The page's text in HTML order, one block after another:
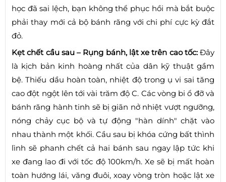
học đã sai lệch, bạn không thể phục hồi mà bắt buộc
phải thay mới cả bộ bánh răng với chi phí cực kỳ đắt
đỏ.
Kẹt chết cầu sau – Rụng bánh, lật xe trên cao tốc:Đây
là kịch bản kinh hoàng nhất của dân kỹ thuật gầm
bệ. Thiếu dầu hoàn toàn, nhiệt độ trong ụ vi sai tăng
cao đột ngột lên tới vài trăm độ C. Các vòng bi ổ đỡ và
bánh răng hành tinh sẽ bị giãn nở nhiệt vượt ngưỡng,
nóng chảy cục bộ và tự động "hàn dính" chặt vào
nhau thành một khối. Cầu sau bị khóa cứng bất thình
lình sẽ phanh chết cả hai bánh sau ngay lập tức khi
xe đang lao đi với tốc độ 100km/h. Xe sẽ bị mất hoàn
toàn hướng lái, văng đuôi, xoay vòng tròn hoặc lật xe